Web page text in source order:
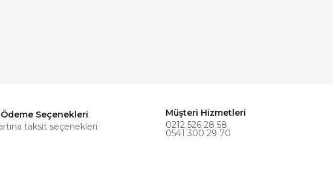
Seçenekleri
taksit seçenekleri
Müşteri Hizmetleri
0212 526 28 58
0541 300 29 70